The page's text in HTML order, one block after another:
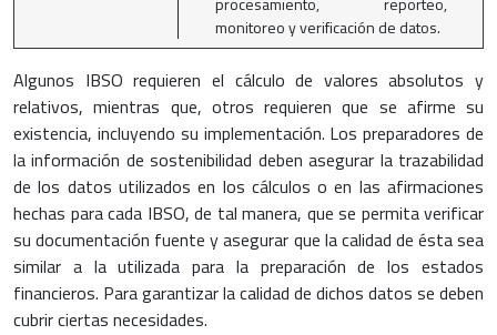
monitoreo y verificación de datos.
Algunos IBSO requieren el cálculo de valores absolutos y
relativos, mientras que, otros requieren que se afirme su
existencia, incluyendo su implementación. Los preparadores de
la información de sostenibilidad deben asegurar la trazabilidad
de los datos utilizados en los cálculos o en las afirmaciones
hechas para cada IBSO, de tal manera, que se permita verificar
su documentación fuente y asegurar que la calidad de ésta sea
similar a la utilizada para la preparación de los estados
financieros. Para garantizar la calidad de dichos datos se deben
cubrir ciertas necesidades.